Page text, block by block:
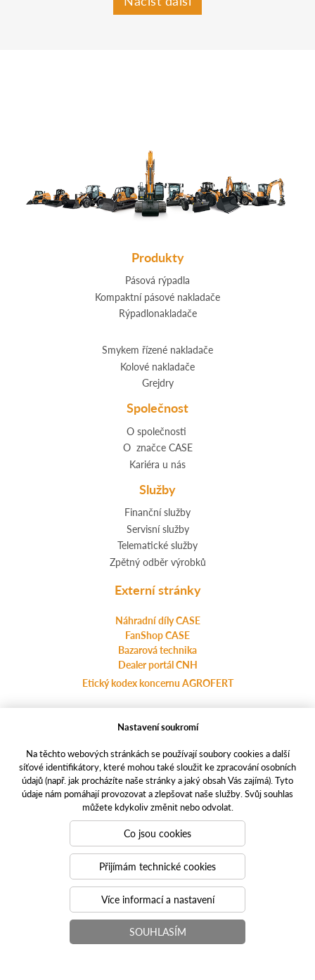
Produkty
Pásová rýpadla
Kompaktní pásové nakladače
Rýpadlonakladače
Smykem řízené nakladače
Kolové nakladače
Grejdry
Společnost
O společnosti
O značce CASE
Kariéra u nás
Služby
Finanční služby
Servisní služby
Telematické služby
Zpětný odběr výrobků
Externí stránky
Náhradní díly CASE
FanShop CASE
Bazarová technika
Dealer portál CNH
Etický kodex koncernu AGROFERT
Responzivní webyPUXdesign.cz | casece.cz © 2021
Ochrana osobních údajů
agrotec.cz
a-finance.cz
casece.com
Toto jsou internetové stránky společnosti AGROTEC plus s.r.o., se
sídlem v Hustopečích, Hybešova 62/14, PSČ 69301, IČ
46966757,
zapsané v OR vedeném Krajským soudem v Brně, oddíl C, vložka
6852. Společnost AGROTEC plus s.r.o. je členem koncernu
AGROFERT řízeného společností AGROFERT, a.s., IČO
26185610, se sídlem na adrese Pyšelská 2327/2, Chodov, 149 00
Praha 4.
Nastavení soukromí
Na těchto webových stránkách se používají soubory cookies a další
síťové identifikátory, které mohou také sloužit ke zpracování osobních
údajů (např. jak procházíte naše stránky a jaký obsah Vás zajímá). Tyto
údaje nám pomáhají provozovat a zlepšovat naše služby. Svůj souhlas
můžete kdykoliv změnit nebo odvolat.
Co jsou cookies
Přijímám technické cookies
Více informací a nastavení
SOUHLASÍM